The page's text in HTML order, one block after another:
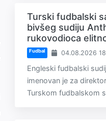
Turski fudbalski
bivšeg sudiju
rukovodioca
Fudbal 04.08.2026
Engleski fudbalski
imenovan je za
Turskom fudbalskom